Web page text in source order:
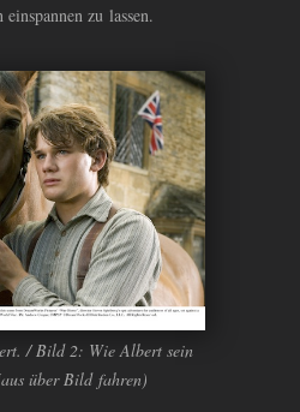
zu lassen.
/ Bild 2: Wie Albert sein
über Bild fahren)